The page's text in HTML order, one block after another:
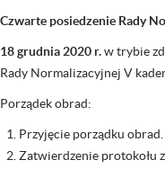
Czwarte posiedzenie Rady
18 grudnia 2020 r.w trybie
Rady Normalizacyjnej V
Porządek obrad:
Przyjęcie porządku obrad.
Zatwierdzenie protokołu